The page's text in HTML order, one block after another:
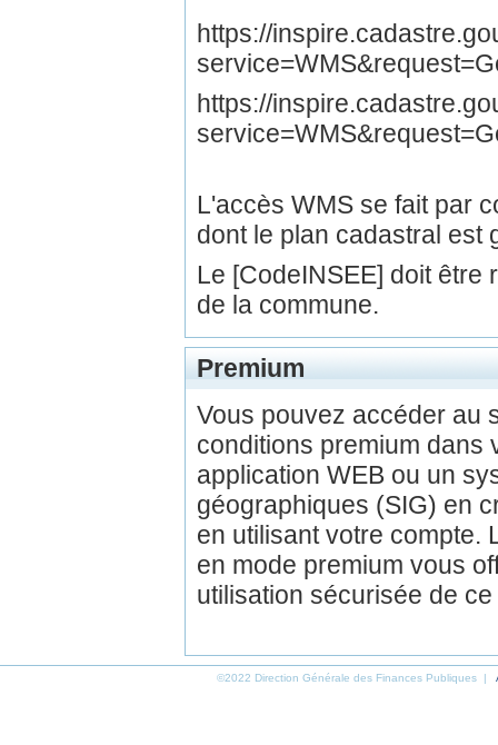
https://
https://
L'accès WMS se fait par
dont le plan cadastral est
Le [CodeINSEE] doit être
de la commune.
Premium
Vous pouvez accéder au
conditions premium dans
application WEB ou un
géographiques (SIG) en
en utilisant votre compte.
en mode premium vous
utilisation sécurisée de
©2022 Direction Générale des Finances Publiques |